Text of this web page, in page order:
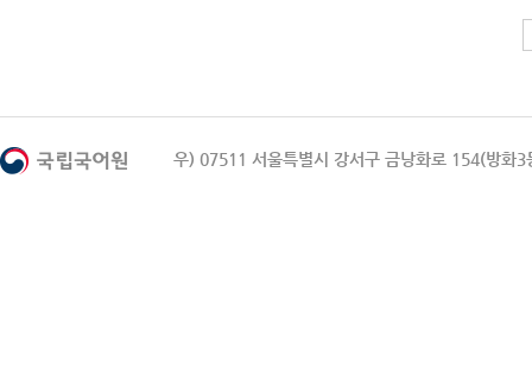
우) 07511 서울특별시 강서구 금낭화로 154(방화3